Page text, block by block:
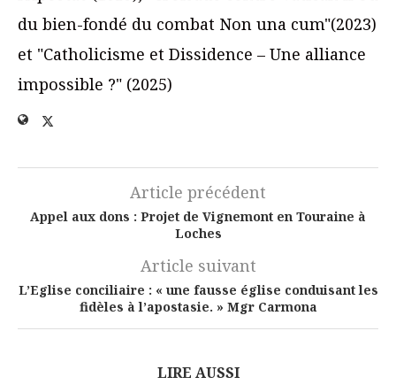
du bien-fondé du combat Non una cum"(2023)
et "Catholicisme et Dissidence – Une alliance
impossible ?" (2025)
Article précédent
Appel aux dons : Projet de Vignemont en Touraine à
Loches
Article suivant
L’Eglise conciliaire : « une fausse église conduisant les
fidèles à l’apostasie. » Mgr Carmona
LIRE AUSSI